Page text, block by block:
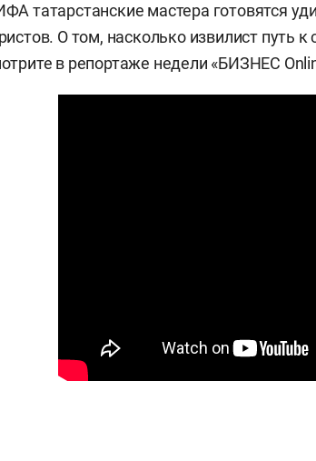
татарстанские мастера готовятся
О том, насколько извилист путь
в репортаже недели «БИЗНЕС